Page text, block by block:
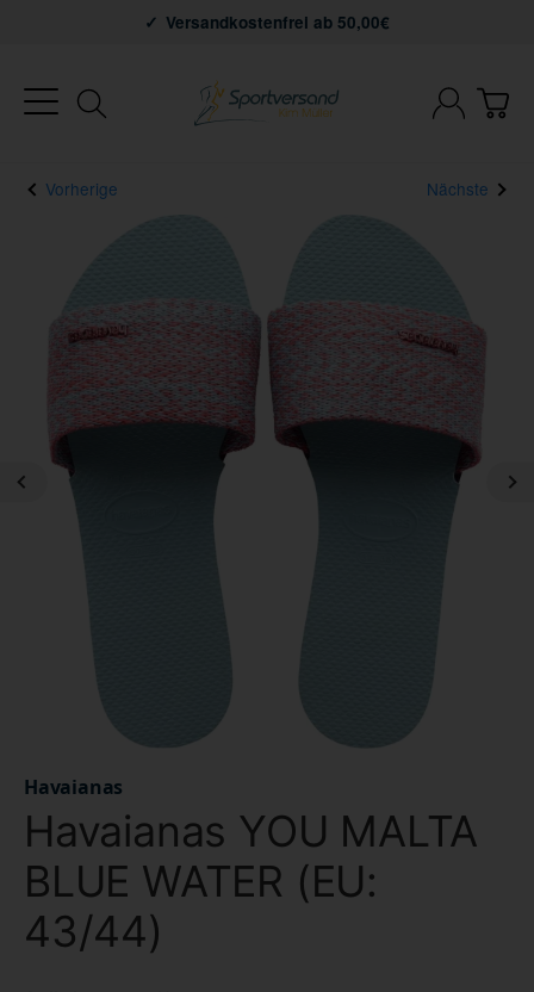
Versandkostenfrei ab 50,00€
Vorherige Nächste
Havaianas
Havaianas YOU MALTA
BLUE WATER (EU:
43/44)